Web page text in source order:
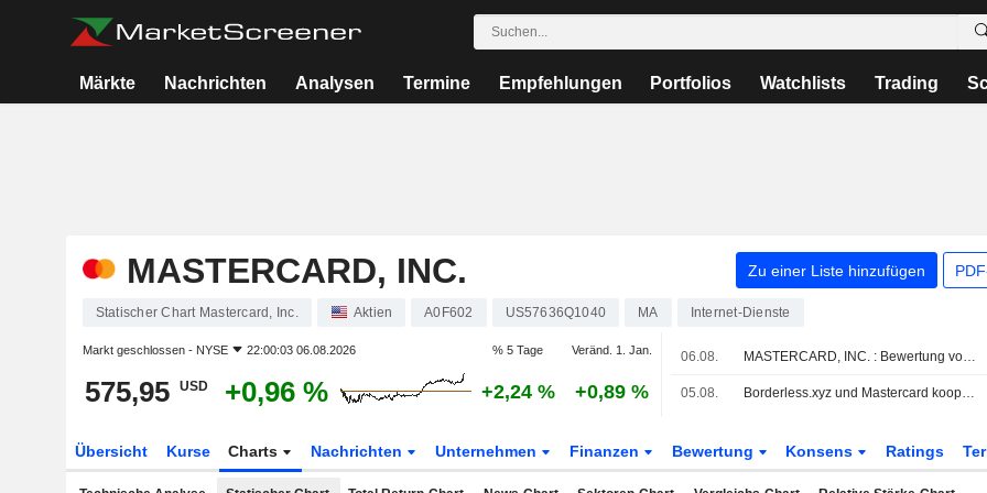
Märkte Nachrichten Analysen Termine Empfehlungen Portfolios Watchlists Trading
MASTERCARD, INC. Zu einer Liste hinzufügen
Statischer Chart Mastercard, Inc. Aktien A0F602 US57636Q1040 MA Internet-Dienste
Markt geschlossen - NYSE 22:00:03 06.08.2026 % 5 Tage Veränd. 1. Jan.
575,95 USD +0,96 % +2,24 % +0,89 %
06.08. MASTERCARD, INC. : Bewertung von Daiwa Securities zum Kaufen erhalten
05.08. Borderless.xyz und Mastercard kooperieren, um vertrauenswürdige grenzüberschreitende Stablecoin-Zahlungsströme voranzubringen
Übersicht Kurse Charts Nachrichten Unternehmen Finanzen Bewertung Konsens Ratings